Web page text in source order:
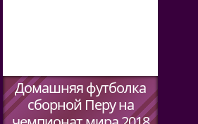
Домашняя футболка
сборной Перу на